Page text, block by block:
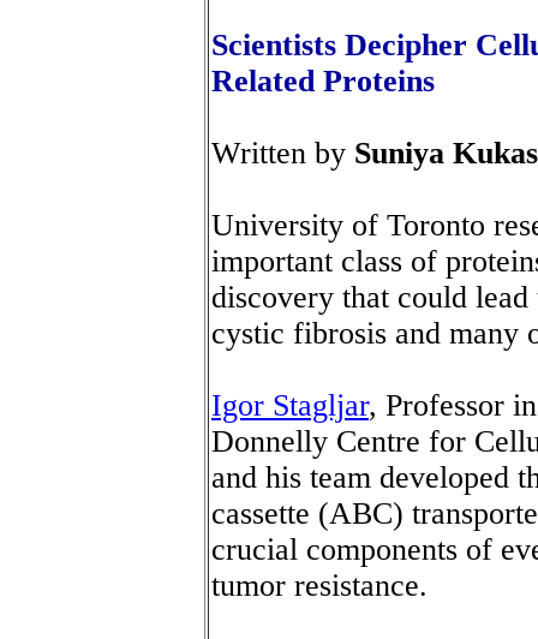
Scientists Decipher
Related Proteins
Written by Suniya
University of Toronto
important class of
discovery that could
cystic fibrosis and many
Igor Stagljar, Professor
Donnelly Centre for
and his team developed
cassette (ABC)
crucial components of
tumor resistance.